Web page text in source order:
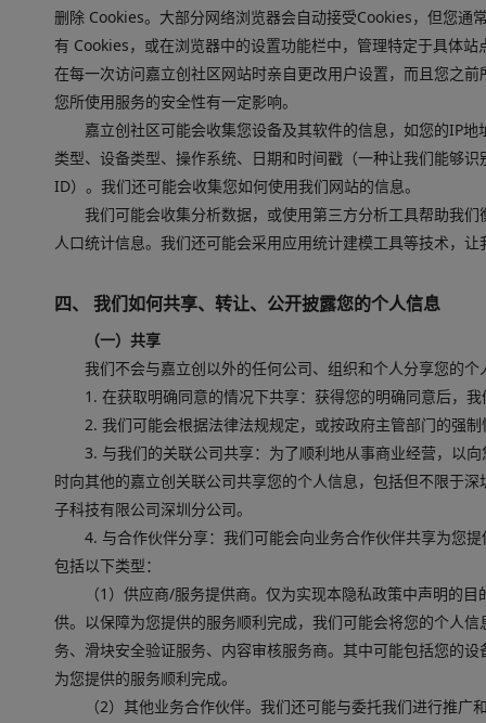
删除 Cookies。大部分网络浏览器会自动接受Cookies，但您通
有 Cookies，或在浏览器中的设置功能栏中，管理特定于具体
在每一次访问嘉立创社区网站时亲自更改用户设置，而且您之
您所使用服务的安全性有一定影响。
嘉立创社区可能会收集您设备及其软件的信息，如您的IP
类型、设备类型、操作系统、日期和时间戳（一种让我们能够
ID）。我们还可能会收集您如何使用我们网站的信息。
我们可能会收集分析数据，或使用第三方分析工具帮助我
人口统计信息。我们还可能会采用应用统计建模工具等技术，
四、 我们如何共享、转让、公开披露您的个人信息
（一）共享
我们不会与嘉立创以外的任何公司、组织和个人分享您的
1. 在获取明确同意的情况下共享：获得您的明确同意后，
2. 我们可能会根据法律法规规定，或按政府主管部门的强
3. 与我们的关联公司共享：为了顺利地从事商业经营，以
时向其他的嘉立创关联公司共享您的个人信息，包括但不限于
子科技有限公司深圳分公司。
4. 与合作伙伴分享：我们可能会向业务合作伙伴共享为您
包括以下类型：
（1）供应商/服务提供商。仅为实现本隐私政策中声明的
供。以保障为您提供的服务顺利完成，我们可能会将您的个人
务、滑块安全验证服务、内容审核服务商。其中可能包括您的
为您提供的服务顺利完成。
（2）其他业务合作伙伴。我们还可能与委托我们进行推